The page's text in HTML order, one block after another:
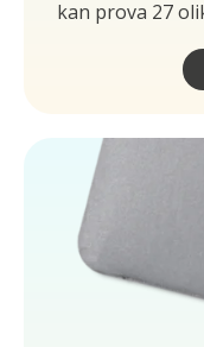
kan prova 27